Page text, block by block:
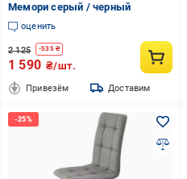
Мемори серый / черный
оценить
2 125 -535₴
1 590 ₴/шт.
Привезём Доставим